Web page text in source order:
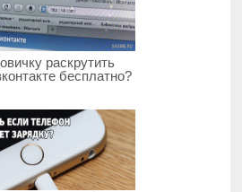
раскрутить
бесплатно?